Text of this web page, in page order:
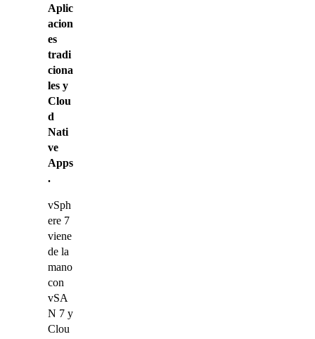
Aplic
acion
es
tradi
ciona
les y
Clou
d
Nati
ve
Apps
.
vSph
ere 7
viene
de la
mano
con
vSA
N 7 y
Clou